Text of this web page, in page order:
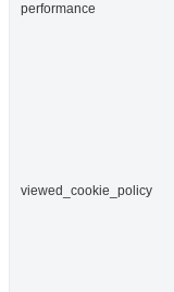
performance
viewed_cookie_policy